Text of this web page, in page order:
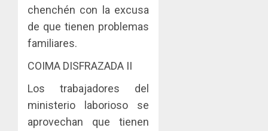
chenchén con la excusa
de que tienen problemas
familiares.
COIMA DISFRAZADA II
Los trabajadores del
ministerio laborioso se
aprovechan que tienen